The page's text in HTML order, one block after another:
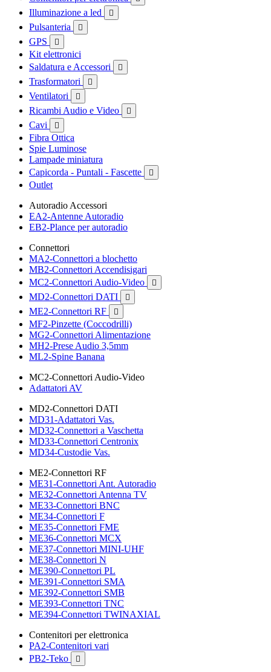
Illuminazione a led 
Pulsanteria 
GPS 
Kit elettronici
Saldatura e Accessori

Trasformatori 
Ventilatori 
Ricambi Audio e Video 
Cavi 
Fibra Ottica
Spie Luminose
Lampade miniatura
Capicorda - Puntali - Fascette

Outlet
Autoradio Accessori
EA2-Antenne Autoradio
EB2-Plance per autoradio
Connettori
MA2-Connettori a blochetto
MB2-Connettori Accendisigari
MC2-Connettori Audio-Video

MD2-Connettori DATI 
ME2-Connettori RF 
MF2-Pinzette (Coccodrilli)
MG2-Connettori Alimentazione
MH2-Prese Audio 3,5mm
ML2-Spine Banana
MC2-Connettori Audio-Video
Adattatori AV
MD2-Connettori DATI
MD31-Adattatori Vas.
MD32-Connettori a Vaschetta
MD33-Connettori Centronix
MD34-Custodie Vas.
ME2-Connettori RF
ME31-Connettori Ant. Autoradio
ME32-Connettori Antenna TV
ME33-Connettori BNC
ME34-Connettori F
ME35-Connettori FME
ME36-Connettori MCX
ME37-Connettori MINI-UHF
ME38-Connettori N
ME390-Connettori PL
ME391-Connettori SMA
ME392-Connettori SMB
ME393-Connettori TNC
ME394-Connettori TWINAXIAL
Contenitori per elettronica
PA2-Contenitori vari
PB2-Teko
